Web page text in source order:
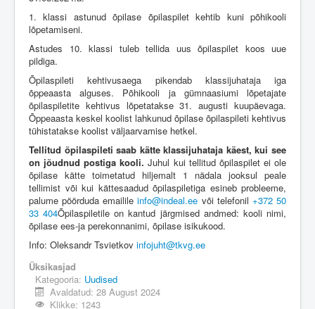
1. klassi astunud õpilase õpilaspilet kehtib kuni põhikooli
lõpetamiseni.
Astudes 10. klassi tuleb tellida uus õpilaspilet koos uue
pildiga.
Õpilaspileti kehtivusaega pikendab klassijuhataja iga
õppeaasta alguses. Põhikooli ja gümnaasiumi lõpetajate
õpilaspiletite kehtivus lõpetatakse 31. augusti kuupäevaga.
Õppeaasta keskel koolist lahkunud õpilase õpilaspileti kehtivus
tühistatakse koolist väljaarvamise hetkel.
Tellitud õpilaspileti saab kätte klassijuhataja käest, kui see
on jõudnud postiga kooli. Juhul kui tellitud õpilaspilet ei ole
õpilase kätte toimetatud hiljemalt 1 nädala jooksul peale
tellimist või kui kättesaadud õpilaspiletiga esineb probleeme,
palume pöörduda emailileinfo@indeal.ee või telefonil +372 50
33 404Õpilaspiletile on kantud järgmised andmed: kooli nimi,
õpilase ees-ja perekonnanimi, õpilase isikukood.
Info: Oleksandr Tsvietkov infojuht@tkvg.ee
Üksikasjad
Kategooria: Uudised
Avaldatud: 28 August 2024
Klikke: 1243